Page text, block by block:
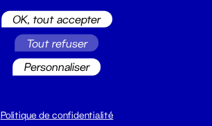
Akila
Annulé
OK, tout accepter
Tout refuser
Personnaliser
Politique de confidentialité